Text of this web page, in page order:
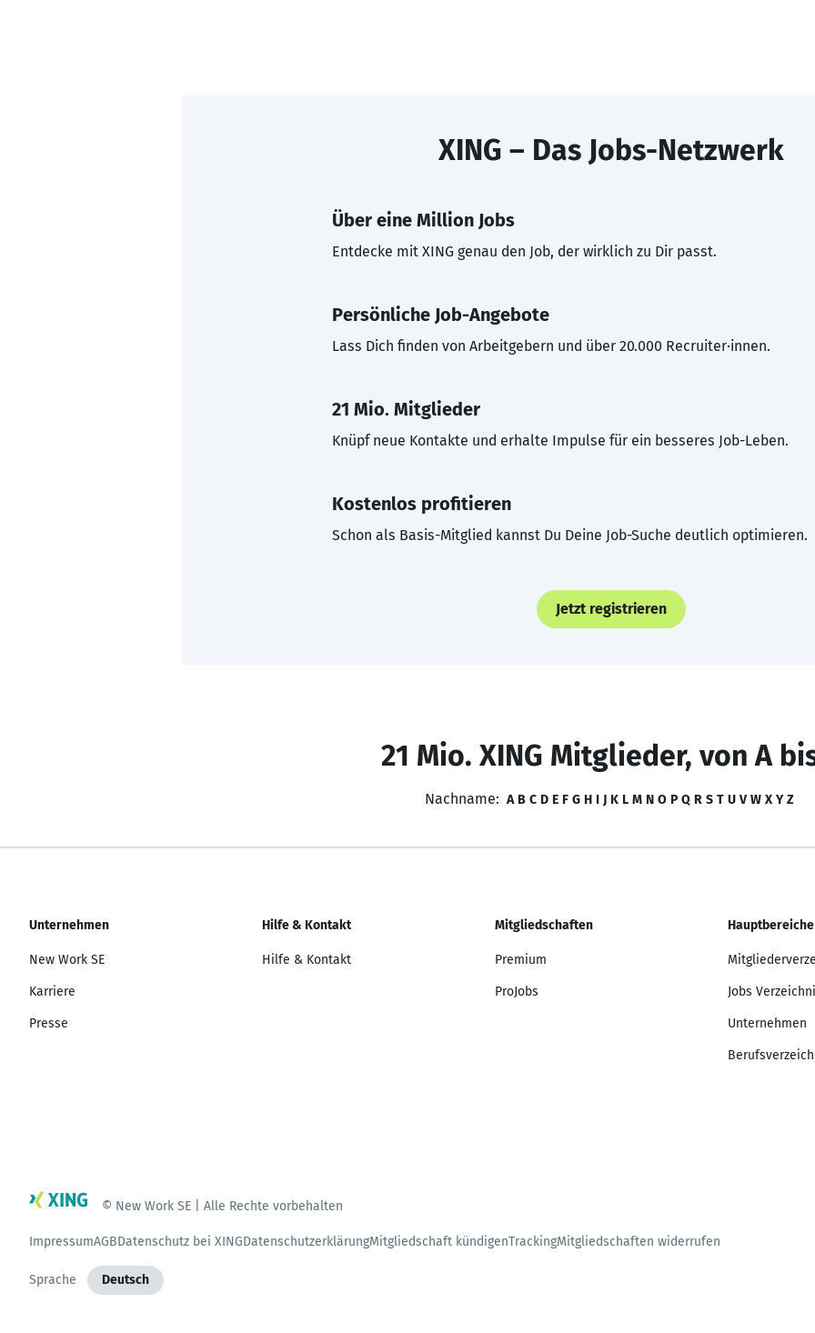
XING – Das Jobs-Netzwerk
Über eine Million Jobs
Entdecke mit XING genau den Job, der wirklich zu Dir passt.
Persönliche Job-Angebote
Lass Dich finden von Arbeitgebern und über 20.000 Recruiter·innen.
21 Mio. Mitglieder
Knüpf neue Kontakte und erhalte Impulse für ein besseres Job-Leben.
Kostenlos profitieren
Schon als Basis-Mitglied kannst Du Deine Job-Suche deutlich optimieren.
Jetzt registrieren
21 Mio. XING Mitglieder, von A
Nachname: A B C D E F G H I J K L M N O P Q R S T U V W X Y Z
Unternehmen
New Work SE
Karriere
Presse
Hilfe & Kontakt
Hilfe & Kontakt
Mitgliedschaften
Premium
ProJobs
Hauptbereiche
Jobs
Unternehmen
© New Work SE | Alle Rechte vorbehalten
ImpressumAGBDatenschutz bei XINGDatenschutzerklärungMitgliedschaft kündigenTrackingMitgliedschaften widerrufen
Sprache Deutsch